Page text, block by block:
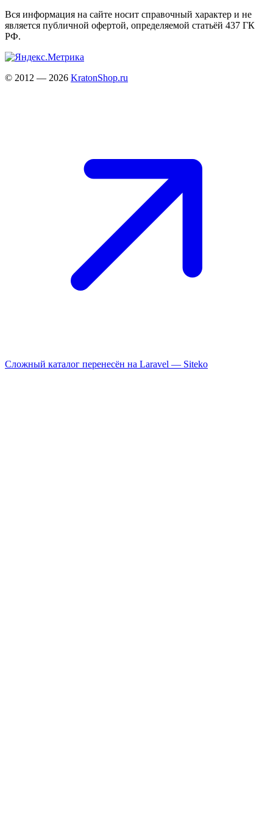
Вся информация на сайте носит справочный характер и не
является публичной офертой, определяемой статьёй 437 ГК
РФ.
© 2012 — 2026 KratonShop.ru
Сложный каталог перенесён на Laravel — Siteko